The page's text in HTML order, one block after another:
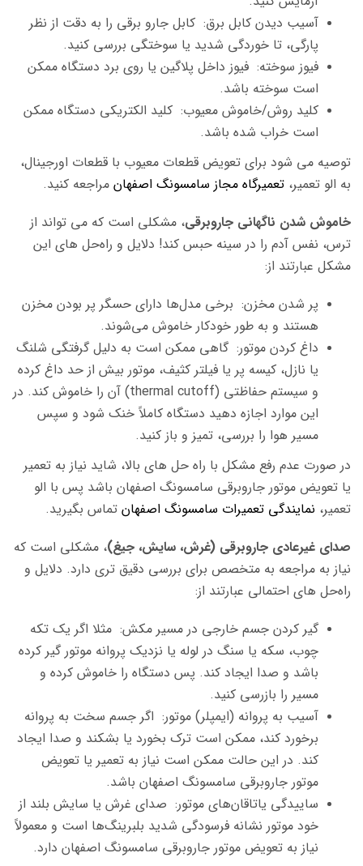
آسیب دیدن کابل برق: کابل جارو برقی را به دقت از نظر
پارگی، تا خوردگی شدید یا سوختگی بررسی کنید.
فیوز سوخته: فیوز داخل پلاگین یا روی برد دستگاه ممکن
است سوخته باشد.
کلید روش/خاموش معیوب: کلید الکتریکی دستگاه ممکن
است خراب شده باشد.
توصیه می شود برای تعویض قطعات معیوب با قطعات اورجینال،
به الو تعمیر، تعمیرگاه مجاز سامسونگ اصفهان مراجعه کنید.
خاموش شدن ناگهانی جاروبرقی، مشکلی است که می تواند از
ترس، نفس آدم را در سینه حبس کند! دلایل و راه‌حل های این
مشکل عبارتند از:
پر شدن مخزن: برخی مدل‌ها دارای حسگر پر بودن مخزن
هستند و به طور خودکار خاموش می‌شوند.
داغ کردن موتور: گاهی ممکن است به دلیل گرفتگی شلنگ
یا نازل، کیسه پر یا فیلتر کثیف، موتور بیش از حد داغ کرده
و سیستم حفاظتی (thermal cutoff) آن را خاموش ‌کند. در
این موارد اجازه دهید دستگاه کاملاً خنک شود و سپس
مسیر هوا را بررسی، تمیز و باز کنید.
در صورت عدم رفع مشکل با راه حل های بالا، شاید نیاز به تعمیر
یا تعویض موتور جاروبرقی سامسونگ اصفهان باشد پس با الو
تعمیر، نمایندگی تعمیرات سامسونگ اصفهان تماس بگیرید.
صدای غیرعادی جاروبرقی (غرش، سایش، جیغ)، مشکلی است که
نیاز به مراجعه به متخصص برای بررسی دقیق تری دارد. دلایل و
راه‌حل های احتمالی عبارتند از:
گیر کردن جسم خارجی در مسیر مکش: مثلا اگر یک تکه
چوب، سکه یا سنگ در لوله یا نزدیک پروانه موتور گیر کرده
باشد و صدا ایجاد کند. پس دستگاه را خاموش کرده و
مسیر را بازرسی کنید.
آسیب به پروانه (ایمپلر) موتور: اگر جسم سخت به پروانه
برخورد کند، ممکن است ترک بخورد یا بشکند و صدا ایجاد
کند. در این حالت ممکن است نیاز به تعمیر یا تعویض
موتور جاروبرقی سامسونگ اصفهان باشد.
ساییدگی یاتاقان‌های موتور: صدای غرش یا سایش بلند از
خود موتور نشانه فرسودگی شدید بلبرینگ‌ها است و معمولاً
نیاز به تعویض موتور جاروبرقی سامسونگ اصفهان دارد.